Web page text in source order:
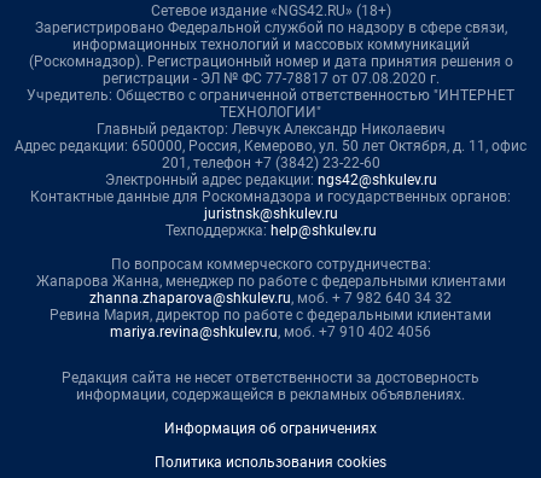
Сетевое издание «NGS42.RU» (18+)
Зарегистрировано Федеральной службой по надзору в сфере связи,
информационных технологий и массовых коммуникаций
(Роскомнадзор). Регистрационный номер и дата принятия решения о
регистрации - ЭЛ № ФС 77-78817 от 07.08.2020 г.
Учредитель: Общество с ограниченной ответственностью "ИНТЕРНЕТ
ТЕХНОЛОГИИ"
Главный редактор: Левчук Александр Николаевич
Адрес редакции: 650000, Россия, Кемерово, ул. 50 лет Октября, д. 11, офис
201, телефон +7 (3842) 23-22-60
Электронный адрес редакции: ngs42@shkulev.ru
Контактные данные для Роскомнадзора и государственных органов:
juristnsk@shkulev.ru
Техподдержка: help@shkulev.ru
По вопросам коммерческого сотрудничества:
Жапарова Жанна, менеджер по работе с федеральными клиентами
zhanna.zhaparova@shkulev.ru, моб. + 7 982 640 34 32
Ревина Мария, директор по работе с федеральными клиентами
mariya.revina@shkulev.ru, моб. +7 910 402 4056
Редакция сайта не несет ответственности за достоверность
информации, содержащейся в рекламных объявлениях.
Информация об ограничениях
Политика использования cookies